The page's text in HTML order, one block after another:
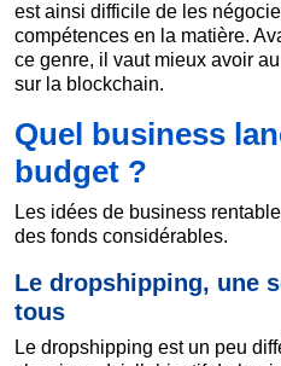
est ainsi difficile de les
compétences en la matière.
ce genre, il vaut mieux avoir
sur la blockchain.
Quel business
budget ?
Les idées de business
des fonds considérables.
Le dropshipping, une
tous
Le dropshipping est un peu